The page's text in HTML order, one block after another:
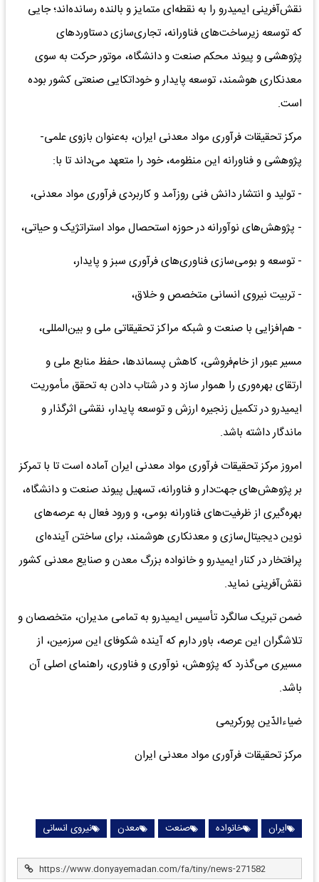
نقش‌آفرینی ایمیدرو را به نقطه‌ای متمایز و بالنده رسانده‌اند؛ جایی
که توسعه زیرساخت‌های فناورانه، تجاری‌سازی دستاوردهای
پژوهشی و پیوند محکم صنعت و دانشگاه، موتور حرکت به سوی
معدنکاری هوشمند، توسعه پایدار و خوداتکایی صنعتی کشور بوده
است.
مرکز تحقیقات فرآوری مواد معدنی ایران، به‌عنوان بازوی علمی-
پژوهشی و فناورانه این منظومه، خود را متعهد می‌داند تا با:
- تولید و انتشار دانش فنی روزآمد و کاربردی فرآوری مواد معدنی،
- پژوهش‌های نوآورانه در حوزه استحصال مواد استراتژیک و حیاتی،
- توسعه و بومی‌سازی فناوری‌های فرآوری سبز و پایدار،
- تربیت نیروی انسانی متخصص و خلاق،
- هم‌افزایی با صنعت و شبکه مراکز تحقیقاتی ملی و بین‌المللی،
مسیر عبور از خام‌فروشی، کاهش پسماندها، حفظ منابع ملی و
ارتقای بهره‌وری را هموار سازد و در شتاب دادن به تحقق مأموریت
ایمیدرو در تکمیل زنجیره ارزش و توسعه پایدار، نقشی اثرگذار و
ماندگار داشته باشد.
امروز مرکز تحقیقات فرآوری مواد معدنی ایران آماده است تا با تمرکز
بر پژوهش‌های جهت‌دار و فناورانه، تسهیل پیوند صنعت و دانشگاه،
بهره‌گیری از ظرفیت‌های فناورانه بومی، و ورود فعال به عرصه‌های
نوین دیجیتال‌سازی و معدنکاری هوشمند، برای ساختن آینده‌ای
پرافتخار در کنار ایمیدرو و خانواده بزرگ معدن و صنایع معدنی کشور
نقش‌آفرینی نماید.
ضمن تبریک سالگرد تأسیس ایمیدرو به تمامی مدیران، متخصصان و
تلاشگران این عرصه، باور دارم که آینده شکوفای این سرزمین، از
مسیری می‌گذرد که پژوهش، نوآوری و فناوری، راهنمای اصلی آن
باشد.
ضیاءالدّین پورکریمی
مرکز تحقیقات فرآوری مواد معدنی ایران
ایران خانواده صنعت معدن نیروی انسانی